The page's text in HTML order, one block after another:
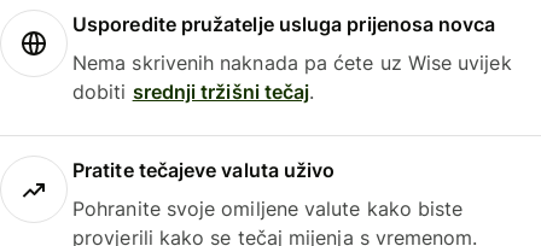
Usporedite pružatelje usluga prijenosa novca
Nema skrivenih naknada pa ćete uz Wise uvijek
dobiti srednji tržišni tečaj.
Pratite tečajeve valuta uživo
Pohranite svoje omiljene valute kako biste
provjerili kako se tečaj mijenja s vremenom.